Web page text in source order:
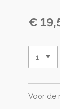
€
Voor de